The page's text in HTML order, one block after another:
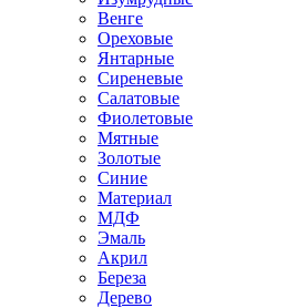
Венге
Ореховые
Янтарные
Сиреневые
Салатовые
Фиолетовые
Мятные
Золотые
Синие
Материал
МДФ
Эмаль
Акрил
Береза
Дерево